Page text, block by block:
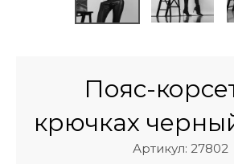
Пояс-
крючках
Артикул: 27802